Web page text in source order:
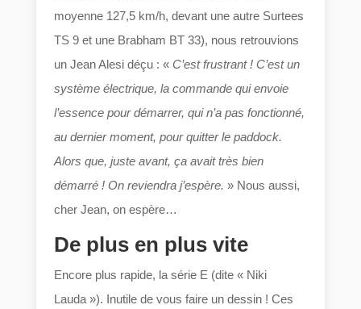
moyenne 127,5 km/h, devant une autre Surtees
TS 9 et une Brabham BT 33), nous retrouvions
un Jean Alesi déçu : « C’est frustrant ! C’est un
système électrique, la commande qui envoie
l’essence pour démarrer, qui n’a pas fonctionné,
au dernier moment, pour quitter le paddock.
Alors que, juste avant, ça avait très bien
démarré ! On reviendra j’espère. » Nous aussi,
cher Jean, on espère…
De plus en plus vite
Encore plus rapide, la série E (dite « Niki
Lauda »). Inutile de vous faire un dessin ! Ces